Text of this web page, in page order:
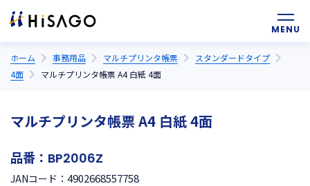
ホーム 事務用品 マルチプリンタ帳票
スタンダードタイプ
4面
マルチプリンタ帳票 A4 白紙 4面
マルチプリンタ帳票 A4 白紙 4面
品番： BP2006Z
JANコード： 4902668557758